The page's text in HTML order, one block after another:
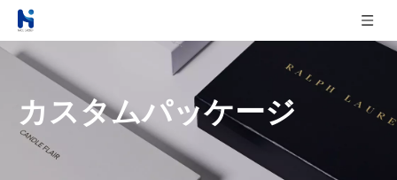
カスタムパッケージ